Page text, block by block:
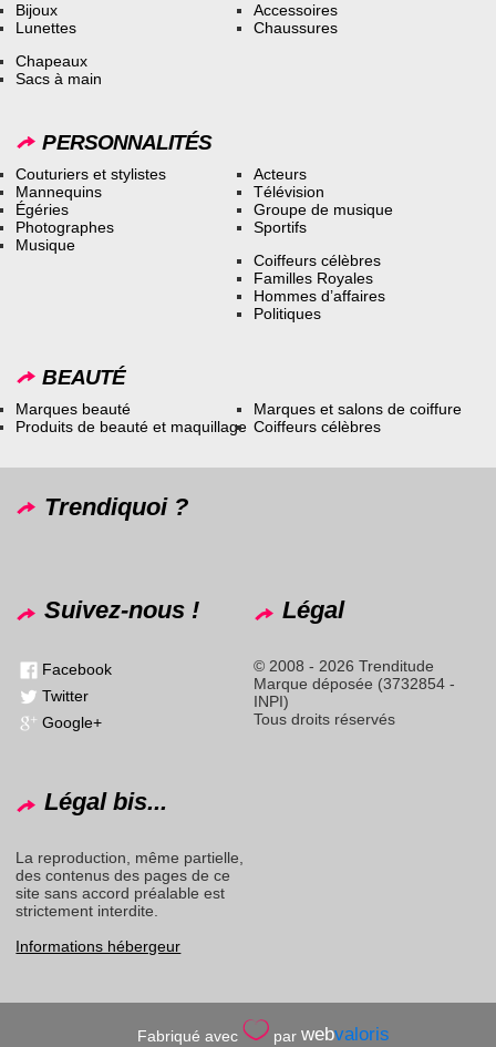
Bijoux
Lunettes
Accessoires
Chaussures
Chapeaux
Sacs à main
PERSONNALITÉS
Couturiers et stylistes
Mannequins
Égéries
Photographes
Musique
Acteurs
Télévision
Groupe de musique
Sportifs
Coiffeurs célèbres
Familles Royales
Hommes d’affaires
Politiques
BEAUTÉ
Marques beauté
Produits de beauté et maquillage
Marques et salons de coiffure
Coiffeurs célèbres
Trendiquoi ?
Suivez-nous !
Facebook
Twitter
Google+
Légal
© 2008 - 2026 Trenditude
Marque déposée (3732854 -
INPI)
Tous droits réservés
Légal bis...
La reproduction, même partielle,
des contenus des pages de ce
site sans accord préalable est
strictement interdite.
Informations hébergeur
Fabriqué avec parwebvaloris